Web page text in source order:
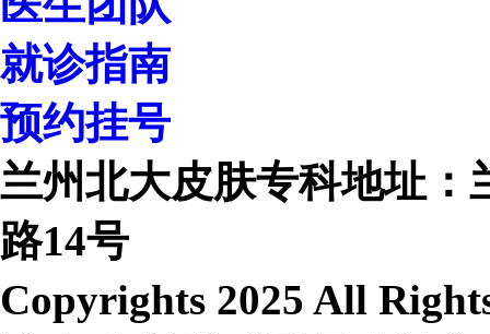
就诊指南
预约挂号
兰州北大皮肤专科地址：
路14号
Copyrights 2025 All